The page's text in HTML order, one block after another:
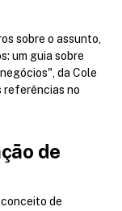
sobre o assunto,
um guia sobre
da Cole
referências no
de
de